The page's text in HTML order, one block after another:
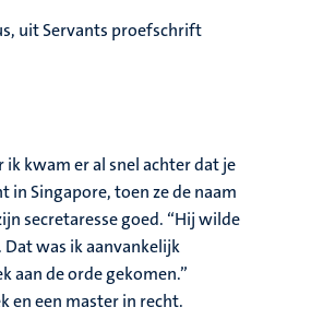
uit Servants proefschrift
ik kwam er al snel achter dat je
Singapore, toen ze de naam
secretaresse goed. “Hij wilde
was ik aanvankelijk
aan de orde gekomen.”
en een master in recht.